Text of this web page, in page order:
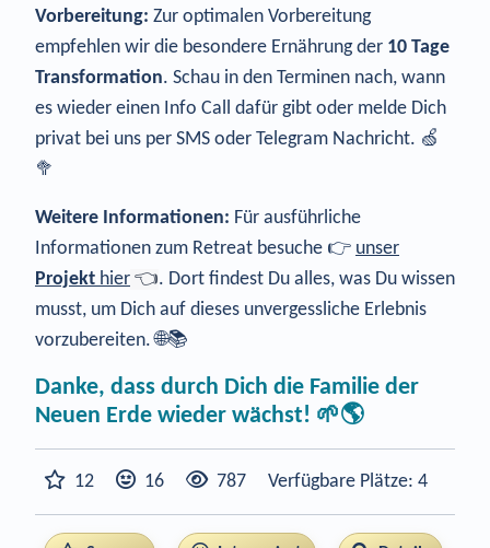
Vorbereitung: Zur optimalen Vorbereitung
empfehlen wir die besondere Ernährung der 10 Tage
Transformation. Schau in den Terminen nach, wann
es wieder einen Info Call dafür gibt oder melde Dich
privat bei uns per SMS oder Telegram Nachricht. 🍏
🥦
Weitere Informationen: Für ausführliche
Informationen zum Retreat besuche 👉 unser
Projekt hier 👈. Dort findest Du alles, was Du wissen
musst, um Dich auf dieses unvergessliche Erlebnis
vorzubereiten. 🌐📚
Danke, dass durch Dich die Familie der
Neuen Erde wieder wächst! 🌱🌎
12 16 787 Verfügbare Plätze: 4